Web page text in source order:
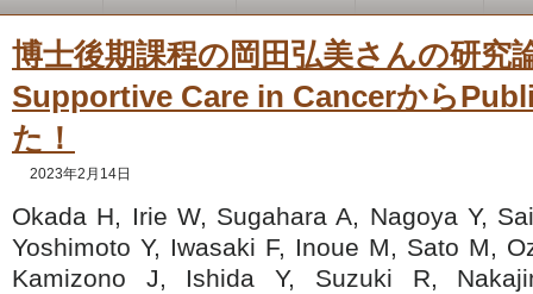
博士後期課程の岡田弘美さんの研究
Supportive Care in Cancerから
た！
2023年2月14日
Okada H, Irie W, Sugahara A, Nagoya Y,
Yoshimoto Y, Iwasaki F, Inoue M, Sato M,
Kamizono J, Ishida Y, Suzuki R,